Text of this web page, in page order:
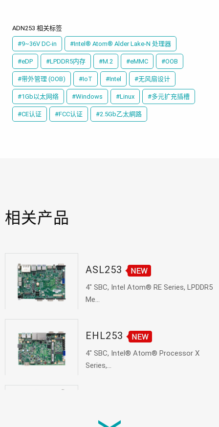
ADN253 相关标签
#9~36V DC-in #Intel® Atom® Alder Lake-N 处理器
#eDP #LPDDR5内存 #M.2 #eMMC #OOB
#带外管理 (OOB) #IoT #Intel #无风扇设计
#1Gb以太网络 #Windows #Linux #多元扩充插槽
#CE认证 #FCC认证 #2.5Gb乙太網路
相关产品
ASL253
4" SBC, Intel Atom® RE Series, LPDDR5
Me...
EHL253
4" SBC, Intel® Atom® Processor X
Series,...
Mini-ITX, Intel® Atom® Alder Lake-N